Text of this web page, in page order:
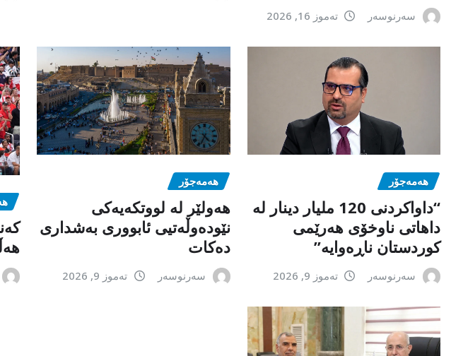
سەرنوسەر تەموز 16, 2026
هەمەجۆر
“داواکردنی 120 ملیار دینار لە
داهاتی ناوخۆی هەرێمی
کوردستان ناڕەوایە”
سەرنوسەر تەموز 9, 2026
هەمەجۆر
ھەولێر لە لووتکەیەکی
نێودەوڵەتیی ئابووری بەشداری
دەکات
سەرنوسەر تەموز 9, 2026